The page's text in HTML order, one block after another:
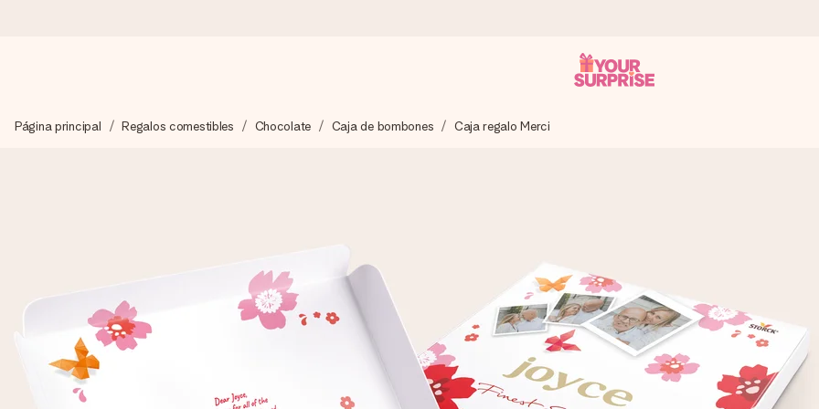
Preparamos tu regalo con cuidado y lo enviamos al vuelo, para que lo entregues en el momento perfecto, cuando más importa.
Tarjeta de felicitación gratuita
Crea algo único en pocos pasos – con su nombre, tu foto o un mensaje que llegue al corazón. Sin complicaciones, solo todo el
momento.
Página principal Regalos comestibles Chocolate Caja de bombones Caja regalo Merci